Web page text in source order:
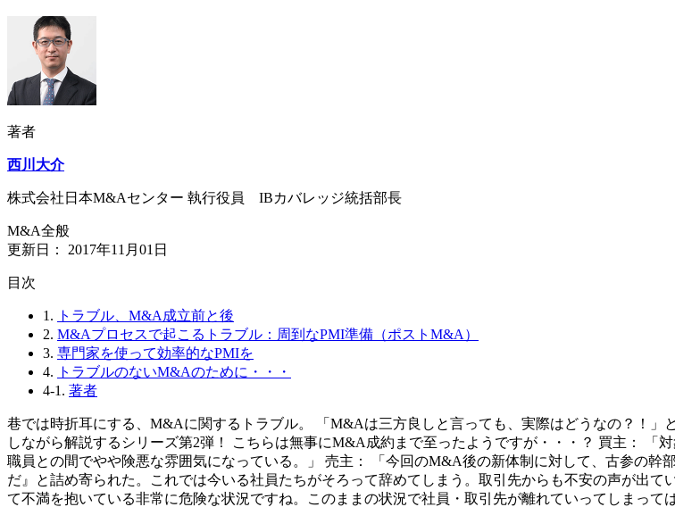
著者
西川大介
株式会社日本M&Aセンター 執行役員 IBカバレッジ統括部長
M&A全般
更新日： 2017年11月01日
⽬次
1.
トラブル、M&A成立前と後
2. M&Aプロセスで起こるトラブル：周到なPMI準備（ポストM&A）
3. 専門家を使って効率的なPMIを
4.
トラブルのないM&Aのために・・・
4-1. 著者
巷では時折耳にする、M&Aに関するトラブル。 「M&Aは三方良しと言っても、実際はどうなの？！
しながら解説するシリーズ第2弾！ こちらは無事にM&A成約まで至ったようですが・・・？ 買主： 「
職員との間でやや険悪な雰囲気になっている。」 売主： 「今回のM&A後の新体制に対して、古参の
だ』と詰め寄られた。これでは今いる社員たちがそろって辞めてしまう。取引先からも不安の声が出
て不満を抱いている非常に危険な状況ですね。このままの状況で社員・取引先が離れていってしまっ